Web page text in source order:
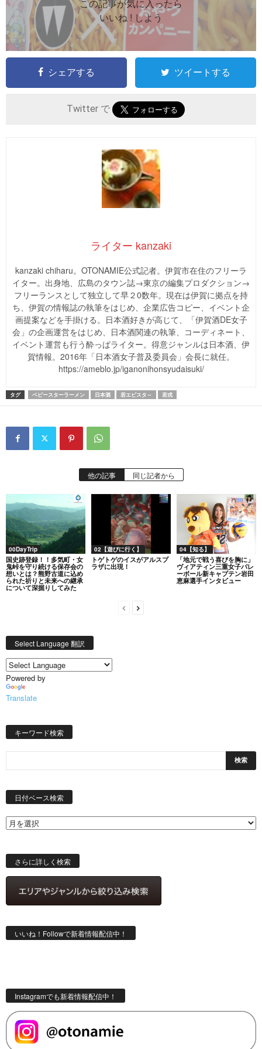
この記事が気に入ったら
いいね ! しよう
シェアする ツイートする
Twitter で
ライター kanzaki
kanzaki chiharu。OTONAMIE公式記者。伊賀市在住のフリーラ
イター。出身地、広島のタウン誌→東京の編集プロダクション→
フリーランスとして独立して早２0数年。現在は伊賀に拠点を持
ち、伊賀の情報誌の執筆をはじめ、企業広告コピー、イベント企
画提案などを手掛ける。日本酒好きが高じて、「伊賀酒DE女子
会」の企画運営をはじめ、日本酒関連の執筆、コーディネート、
イベント運営も行う酔っぱライター。得意ジャンルは日本酒、伊
賀情報。2016年「日本酒女子普及委員会」会長に就任。
https://ameblo.jp/iganonihonsyudaisuki/
タグ ベビースターラーメン 日本酒 若エビスタ～ 若戎
他の記事 同じ記者から
00DayTrip
国史跡登録！！多気町・女
鬼峠を守り続ける保存会の
想いとは？熊野古道に込め
られた祈りと未来への継承
について深掘りしてみた
02【遊びに行く】
トゲトゲのイスがアルスプ
ラザに出現！
04【知る】
「地元で戦う喜びを胸に」
ヴィアティン三重女子バレ
ーボール新キャプテン岩田
恵麻選手インタビュー
Select Language 翻訳
Powered by
Translate
キーワード検索
日付ベース検索
ス
索
さらに詳しく検索
いいね！Followで新着情報配信中！
Instagramでも新着情報配信中！